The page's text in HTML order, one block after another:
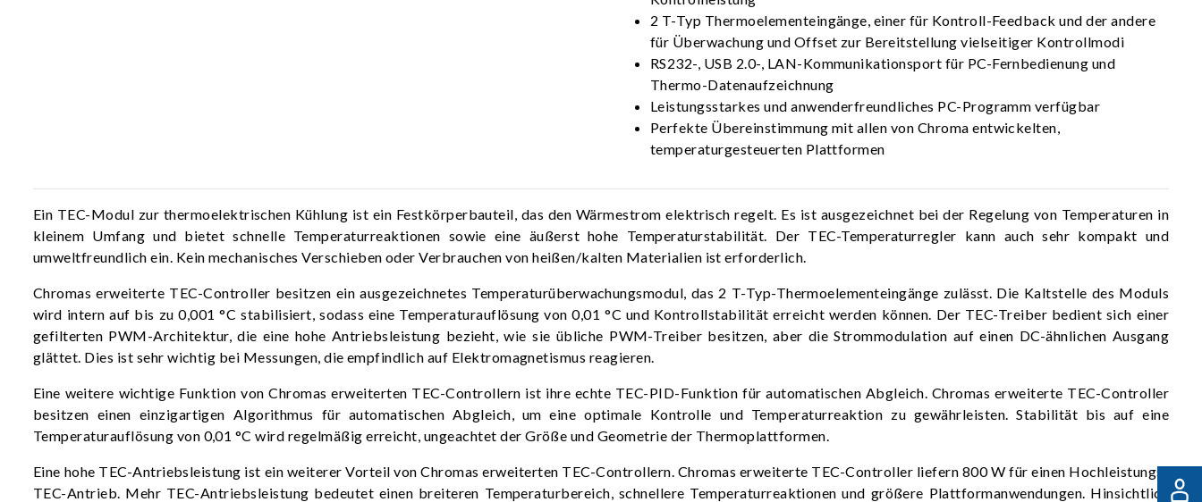
2 T-Typ Thermoelementeingänge, einer für Kontroll-Feedback und der andere
für Überwachung und Offset zur Bereitstellung vielseitiger Kontrollmodi
RS232-, USB 2.0-, LAN-Kommunikationsport für PC-Fernbedienung und
Thermo-Datenaufzeichnung
Leistungsstarkes und anwenderfreundliches PC-Programm verfügbar
Perfekte Übereinstimmung mit allen von Chroma entwickelten,
temperaturgesteuerten Plattformen
Ein TEC-Modul zur thermoelektrischen Kühlung ist ein Festkörperbauteil, das den Wärmestrom elektrisch regelt. Es ist ausgezeichnet bei der Regelung von Temperaturen in
kleinem Umfang und bietet schnelle Temperaturreaktionen sowie eine äußerst hohe Temperaturstabilität. Der TEC-Temperaturregler kann auch sehr kompakt und
umweltfreundlich ein. Kein mechanisches Verschieben oder Verbrauchen von heißen/kalten Materialien ist erforderlich.
Chromas erweiterte TEC-Controller besitzen ein ausgezeichnetes Temperaturüberwachungsmodul, das 2 T-Typ-Thermoelementeingänge zulässt. Die Kaltstelle des Moduls
wird intern auf bis zu 0,001 °C stabilisiert, sodass eine Temperaturauflösung von 0,01 °C und Kontrollstabilität erreicht werden können. Der TEC-Treiber bedient sich einer
gefilterten PWM-Architektur, die eine hohe Antriebsleistung bezieht, wie sie übliche PWM-Treiber besitzen, aber die Strommodulation auf einen DC-ähnlichen Ausgang
glättet. Dies ist sehr wichtig bei Messungen, die empfindlich auf Elektromagnetismus reagieren.
Eine weitere wichtige Funktion von Chromas erweiterten TEC-Controllern ist ihre echte TEC-PID-Funktion für automatischen Abgleich. Chromas erweiterte TEC-Controller
besitzen einen einzigartigen Algorithmus für automatischen Abgleich, um eine optimale Kontrolle und Temperaturreaktion zu gewährleisten. Stabilität bis auf eine
Temperaturauflösung von 0,01 °C wird regelmäßig erreicht, ungeachtet der Größe und Geometrie der Thermoplattformen.
Eine hohe TEC-Antriebsleistung ist ein weiterer Vorteil von Chromas erweiterten TEC-Controllern. Chromas erweiterte TEC-Controller liefern 800 W für einen Hochleistungs-
TEC-Antrieb. Mehr TEC-Antriebsleistung bedeutet einen breiteren Temperaturbereich, schnellere Temperaturreaktionen und größere Plattformanwendungen. Hinsichtlich